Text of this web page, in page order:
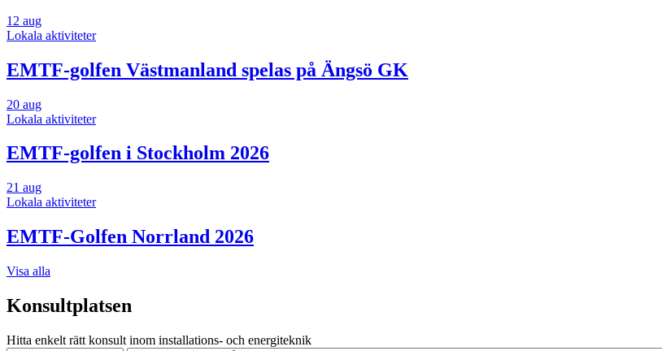
12 aug
Lokala aktiviteter
EMTF-golfen Västmanland spelas på Ängsö GK
20 aug
Lokala aktiviteter
EMTF-golfen i Stockholm 2026
21 aug
Lokala aktiviteter
EMTF-Golfen Norrland 2026
Visa alla
Konsultplatsen
Hitta enkelt rätt konsult inom installations- och energiteknik